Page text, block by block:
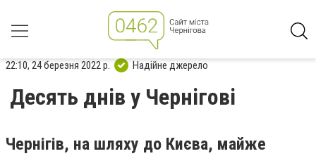
22:10, 24 березня 2022 р. Надійне джерело
Десять днів у Чернігові
Чернігів, на шляху до Києва, майже